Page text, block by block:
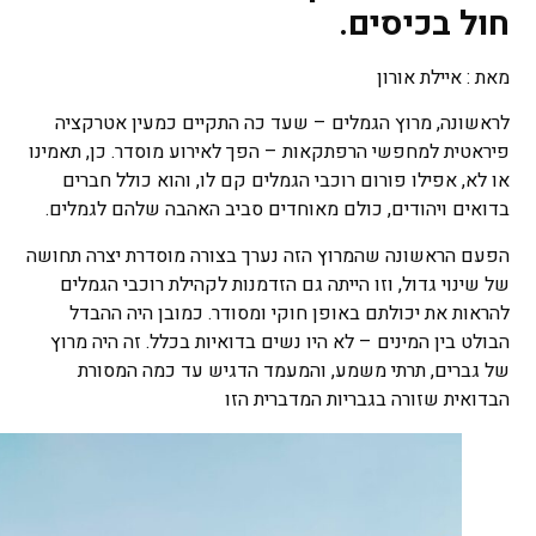
חול בכיסים.
מאת : איילת אורון
לראשונה, מרוץ הגמלים – שעד כה התקיים כמעין אטרקציה
פיראטית למחפשי הרפתקאות – הפך לאירוע מוסדר. כן, תאמינו
או לא, אפילו פורום רוכבי הגמלים קם לו, והוא כולל חברים
בדואים ויהודים, כולם מאוחדים סביב האהבה שלהם לגמלים.
הפעם הראשונה שהמרוץ הזה נערך בצורה מוסדרת יצרה תחושה
של שינוי גדול, וזו הייתה גם הזדמנות לקהילת רוכבי הגמלים
להראות את יכולתם באופן חוקי ומסודר. כמובן היה ההבדל
הבולט בין המינים – לא היו נשים בדואיות בכלל. זה היה מרוץ
של גברים, תרתי משמע, והמעמד הדגיש עד כמה המסורת
הבדואית שזורה בגבריות המדברית הזו